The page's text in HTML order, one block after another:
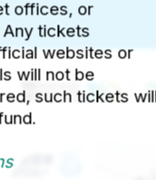
offices, or
tickets
websites or
will not be
such tickets